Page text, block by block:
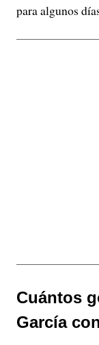
para algunos
Cuántos
García